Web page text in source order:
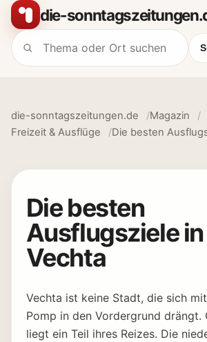
Zum Inhalt springen
die-
Suche nach:
die-sonntagszeitungen.de
Magazin
Freizeit & Ausflüge
Die besten
Die besten
Ausflugsziele in
Vechta
Vechta ist keine Stadt, die sich
Pomp in den Vordergrund drängt.
liegt ein Teil ihres Reizes. Die